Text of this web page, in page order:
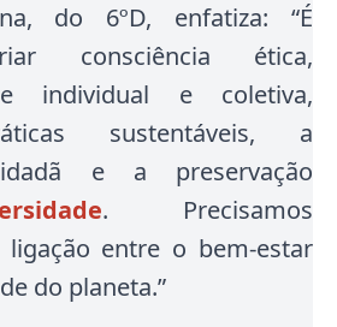
do 6ºD, enfatiza: “É
consciência ética,
individual e coletiva,
sustentáveis, a
e a preservação
. Precisamos
ligação entre o bem-estar
do planeta.”